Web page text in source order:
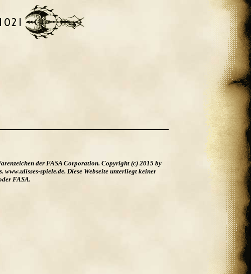
der FASA Corporation. Copyright (c) 2015 by
spiele.de. Diese Webseite unterliegt keiner
FASA.